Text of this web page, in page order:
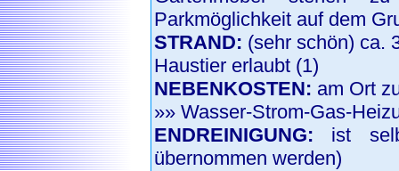
Parkmöglichkeit auf dem
STRAND: (sehr schön) ca.
Haustier erlaubt (1)
NEBENKOSTEN: am Ort
»» Wasser-Strom-Gas-
ENDREINIGUNG: ist
übernommen werden)